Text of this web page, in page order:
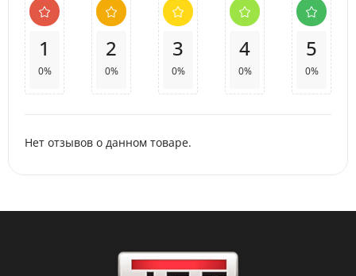
1
0%
2
0%
3
0%
4
0%
5
0%
Нет отзывов о данном товаре.